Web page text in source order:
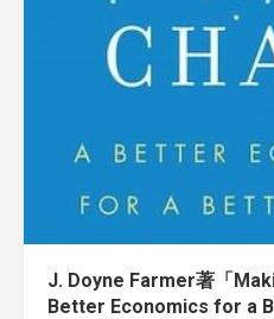
J. Doyne Farmer著「
Better Economics for a